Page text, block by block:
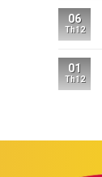
06
Th12
01
Th12